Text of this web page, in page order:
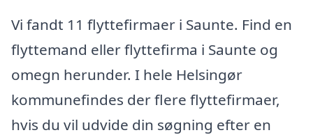
Vi fandt 11 flyttefirmaer i Saunte. Find en
flyttemand eller flyttefirma i Saunte og
omegn herunder. I hele Helsingør
kommunefindes der flere flyttefirmaer,
hvis du vil udvide din søgning efter en